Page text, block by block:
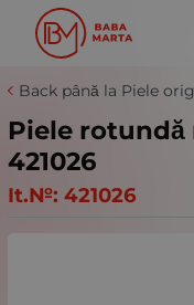
Back până la Piele
Piele rotundă
421026
It.№: 421026